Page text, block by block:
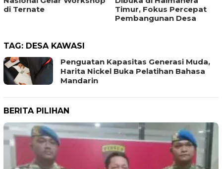
di Ternate
Timur, Fokus Percepat
Pembangunan Desa
TAG: DESA KAWASI
Penguatan Kapasitas Generasi Muda,
Harita Nickel Buka Pelatihan Bahasa
Mandarin
BERITA PILIHAN